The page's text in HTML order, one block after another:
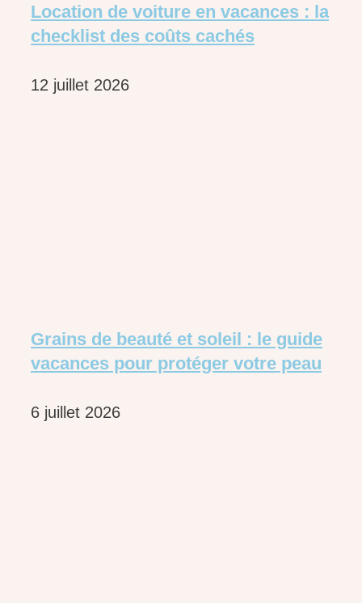
Location de voiture en vacances : la
checklist des coûts cachés
12 juillet 2026
Grains de beauté et soleil : le guide
vacances pour protéger votre peau
6 juillet 2026